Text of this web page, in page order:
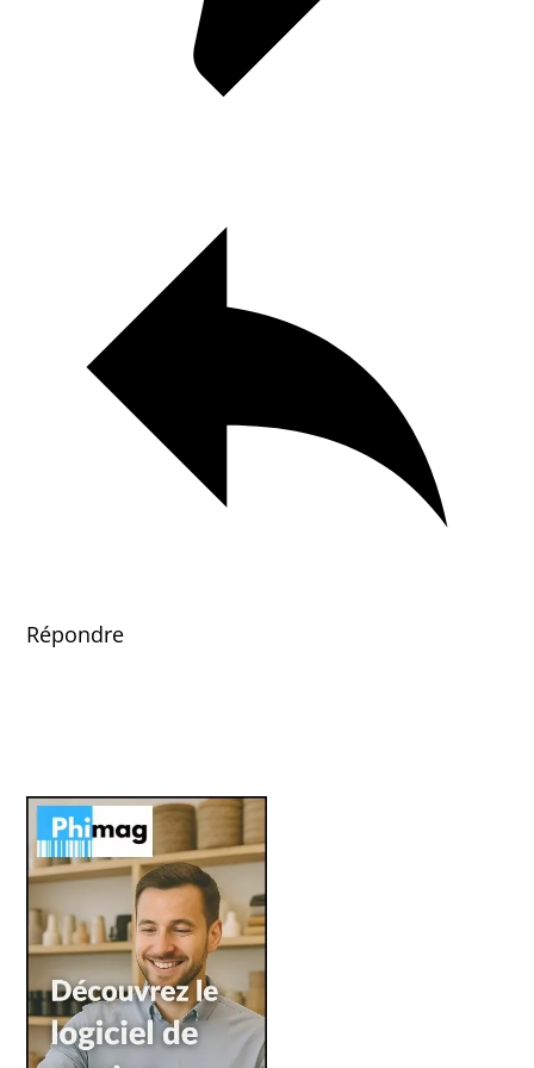
Répondre